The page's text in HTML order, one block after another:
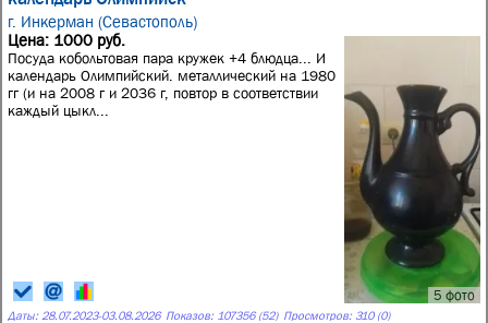
г. Инкерман (Севастополь)
5 фото
Цена: 1000 руб.
Посуда кобольтовая пара кружек +4 блюдца... И
календарь Олимпийский. металлический на 1980
гг (и на 2008 г и 2036 г, повтор в соответствии
каждый цыкл...
Даты: 28.07.2023-03.08.2026 Показов: 107356 (52) Просмотров: 310 (0)